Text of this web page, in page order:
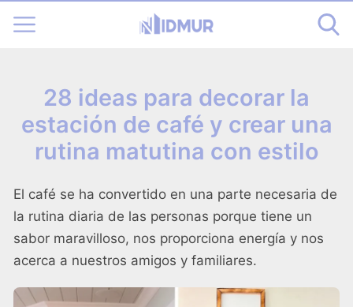
28 ideas para decorar la
estación de café y crear una
rutina matutina con estilo
El café se ha convertido en una parte necesaria de
la rutina diaria de las personas porque tiene un
sabor maravilloso, nos proporciona energía y nos
acerca a nuestros amigos y familiares.